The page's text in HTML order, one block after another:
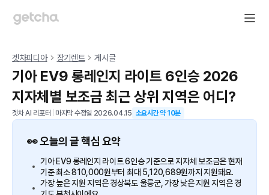
겟차피디아 장기렌트 게시글
기아 EV9 롱레인지 라이트 6인승 2026
지자체별 보조금 최근 상위 지역은 어디?
겟차 AI 리포터 마지막 수정일 2026.04.15 소요시간 약10분
👀 오늘의 글 핵심 요약
기아 EV9 롱레인지 라이트 6인승 기준으로 지자체 보조금은 현재
기준 최소 810,000원부터 최대 5,120,689원까지 지원돼요.
가장 높은 지원 지역은 경상북도 울릉군, 가장 낮은 지원 지역은 경